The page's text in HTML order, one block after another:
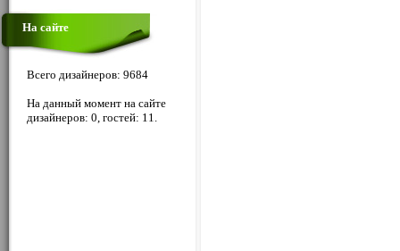
На сайте
Всего дизайнеров: 9684
На данный момент на сайте
дизайнеров: 0, гостей: 11.